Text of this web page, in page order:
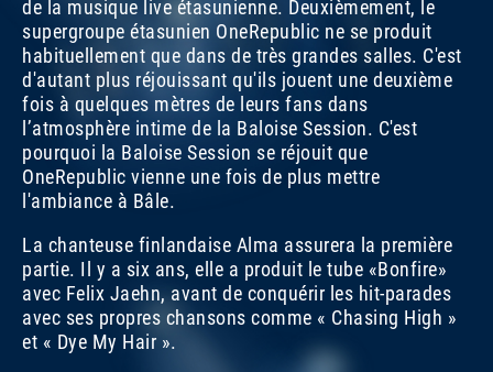
de la musique live étasunienne. Deuxièmement, le
supergroupe étasunien OneRepublic ne se produit
habituellement que dans de très grandes salles. C'est
d'autant plus réjouissant qu'ils jouent une deuxième
fois à quelques mètres de leurs fans dans
l’atmosphère intime de la Baloise Session. C'est
pourquoi la Baloise Session se réjouit que
OneRepublic vienne une fois de plus mettre
l'ambiance à Bâle.
La chanteuse finlandaise Alma assurera la première
partie. Il y a six ans, elle a produit le tube «Bonfire»
avec Felix Jaehn, avant de conquérir les hit-parades
avec ses propres chansons comme « Chasing High »
et « Dye My Hair ».